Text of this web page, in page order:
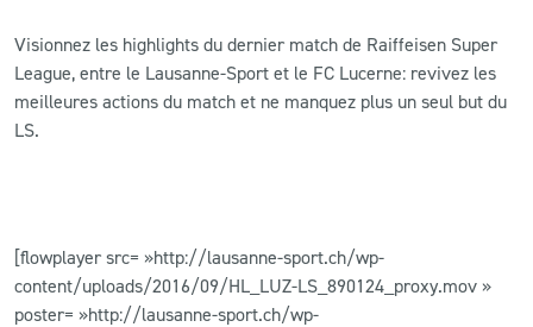
CLUB
CONTACT
L’APP DU LS
LS ACADEMY CAMPS
Visionnez les highlights du dernier match de Raiffeisen Super
League, entre le Lausanne-Sport et le FC Lucerne: revivez les
meilleures actions du match et ne manquez plus un seul but du
LS.
[flowplayer src= »http://lausanne-sport.ch/wp-
content/uploads/2016/09/HL_LUZ-LS_890124_proxy.mov »
poster= »http://lausanne-sport.ch/wp-